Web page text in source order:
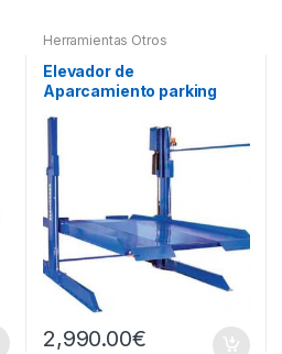
Herramientas Otros
Elevador de
Aparcamiento parking
2,990.00€